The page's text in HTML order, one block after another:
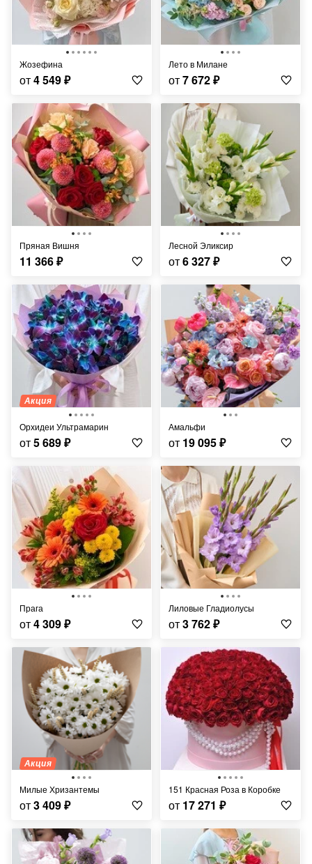
Жозефина
от4 549₽
Лето в Милане
от7 672₽
Пряная Вишня
11 366₽
Лесной Эликсир
от6 327₽
Акция
Орхидеи Ультрамарин
от5 689₽
Амальфи
от 19 095₽
Прага
от4 309₽
Лиловые Гладиолусы
от3 762₽
Акция
Милые Хризантемы
от3 409₽
151 Красная Роза в Коробке
от 17 271 ₽